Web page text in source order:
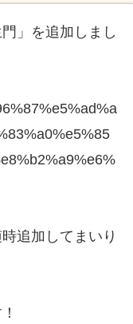
」を追加しまし
追加してまいり